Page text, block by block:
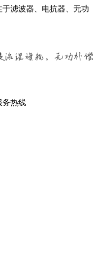
滤波器、电抗器、无功
务热线